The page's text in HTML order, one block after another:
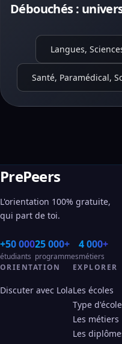
Débouchés :
Langues,
Santé, Paramédical,
PrePeers
L'orientation 100% gratuite,
qui part de toi.
+50 000
étudiants
25 000+
programmes
4 000+
métiers
ORIENTATION
Discuter avec Lola
EXPLORER
Les écoles
Type
Les métiers
Les